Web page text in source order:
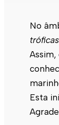
No
Esta